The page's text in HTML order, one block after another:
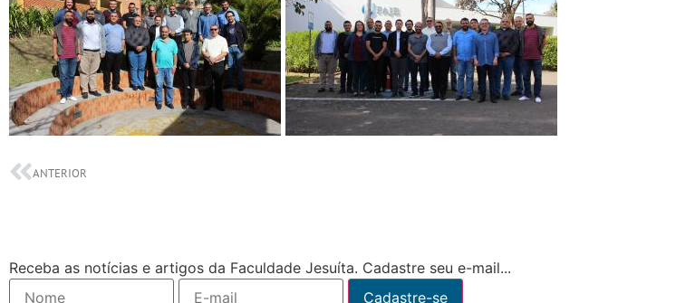
ANTERIOR
Receba as notícias e artigos da Faculdade Jesuíta. Cadastre seu e-mail...